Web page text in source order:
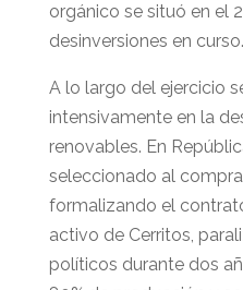
orgánico se situó en el
desinversiones en curso.
A lo largo del ejercicio
intensivamente en la
renovables. En
seleccionado al
formalizando el
activo de Cerritos,
políticos durante dos